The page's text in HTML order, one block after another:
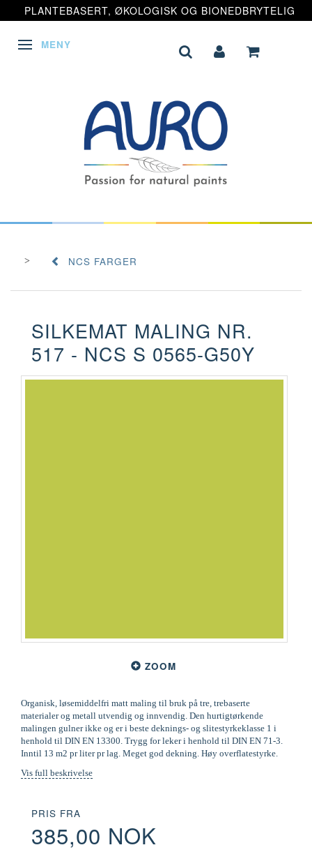
PLANTEBASERT, ØKOLOGISK OG BIONEDBRYTELIG
VEKSLE NAVIGASJON
MENY
NCS FARGER
SILKEMAT MALING NR.
517 - NCS S 0565-G50Y
ZOOM
Organisk, løsemiddelfri matt maling til bruk på tre, trebaserte
materialer og metall utvendig og innvendig. Den hurtigtørkende
malingen gulner ikke og er i beste deknings- og slitestyrkeklasse 1 i
henhold til DIN EN 13300. Trygg for leker i henhold til DIN EN 71-3.
Inntil 13 m2 pr liter pr lag. Meget god dekning. Høy overflatestyrke.
Vis full beskrivelse
PRIS FRA
385,00 NOK